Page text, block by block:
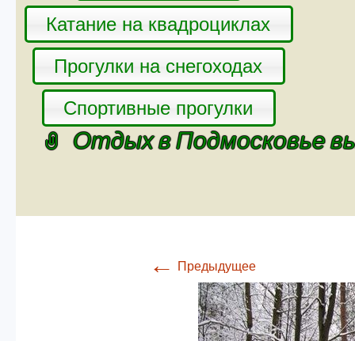
Катание на квадроциклах
Прогулки на снегоходах
Спортивные прогулки
Отдых в Подмосковье
← Предыдущее